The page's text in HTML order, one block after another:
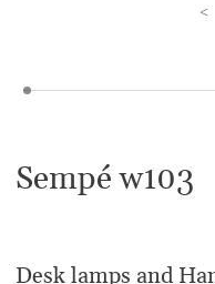
<
Sempé w103
Desk lamps and